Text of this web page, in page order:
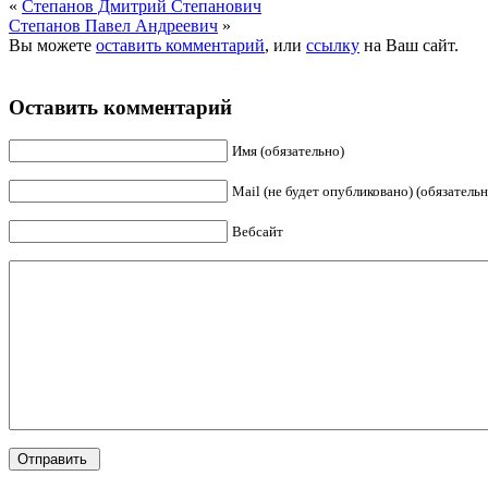
« Степанов Дмитрий Степанович
Степанов Павел Андреевич »
Вы можете оставить комментарий, или ссылку на Ваш сайт.
Оставить комментарий
Имя (обязательно)
Mail (не будет опубликовано)
Вебсайт